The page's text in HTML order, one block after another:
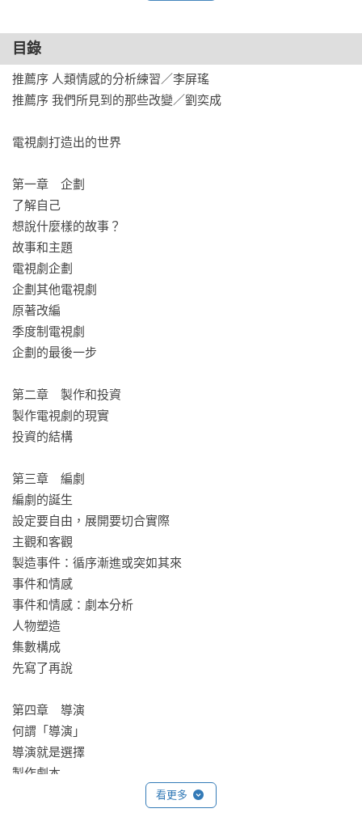
精彩內容包括：
	企劃  是以主題，還是故事為重？
	劇本  主觀vs.客觀、事件與情感
	演技  表情、台詞，最重要是眼睛
身為電視劇導演，表珉秀罕見地擁有一票自己的死忠粉絲，被
譽為「作家主義導演」。他所製作的韓劇甚至被稱作「表珉秀
電視劇」，擁有品牌口碑。
本書以作者實際製作的作品為例，完整公開從企劃、劇本、表
演、美術設計、攝影、音樂、剪輯等關於戲劇製作各方面的訣
竅和電視劇哲學，具有重要價值，是有志於影像創作、戲劇創
作的您不可錯過的一本書。韓劇迷也會拍手叫好！
★★★本書為《編、導、演！眾人追看的韓劇，就是這樣誕生
目錄
推薦序 人類情感的分析練習／李屏瑤
推薦序 我們所見到的那些改變／劉奕成
電視劇打造出的世界
第一章　企劃
了解自己
想說什麼樣的故事？
故事和主題
電視劇企劃
企劃其他電視劇
原著改編
季度制電視劇
企劃的最後一步
第二章　製作和投資
製作電視劇的現實
投資的結構
第三章　編劇
編劇的誕生
設定要自由，展開要切合實際
主觀和客觀
製造事件：循序漸進或突如其來
事件和情感
事件和情感：劇本分析
人物塑造
集數構成
先寫了再說
第四章　導演
何謂「導演」
導演就是選擇
製作劇本
看更多